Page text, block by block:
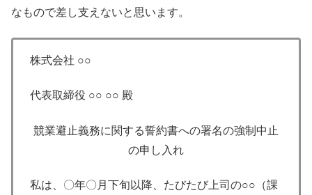
なもので差し支えないと思います。
株式会社 ○○
代表取締役 ○○ ○○ 殿
競業避止義務に関する誓約書への署名の強制中止
の申し入れ
私は、〇年〇月下旬以降、たびたび上司の○○（課